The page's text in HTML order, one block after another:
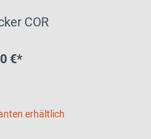
COR
€*
erhältlich